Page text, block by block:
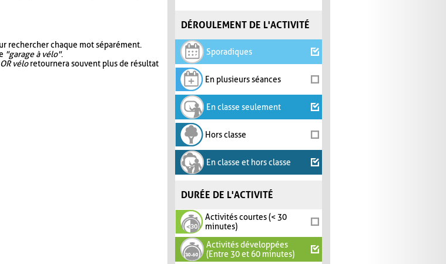
DÉROULEMENT DE L'ACTIVITÉ
Sporadiques
En plusieurs séances
En classe seulement
Hors classe
En classe et hors classe
DURÉE DE L'ACTIVITÉ
Activités courtes (< 30
minutes)
Activités développées
(Entre 30 et 60 minutes)
rechercher chaque mot séparément.
"garage à vélo".
véloretournera souvent plus de résultat